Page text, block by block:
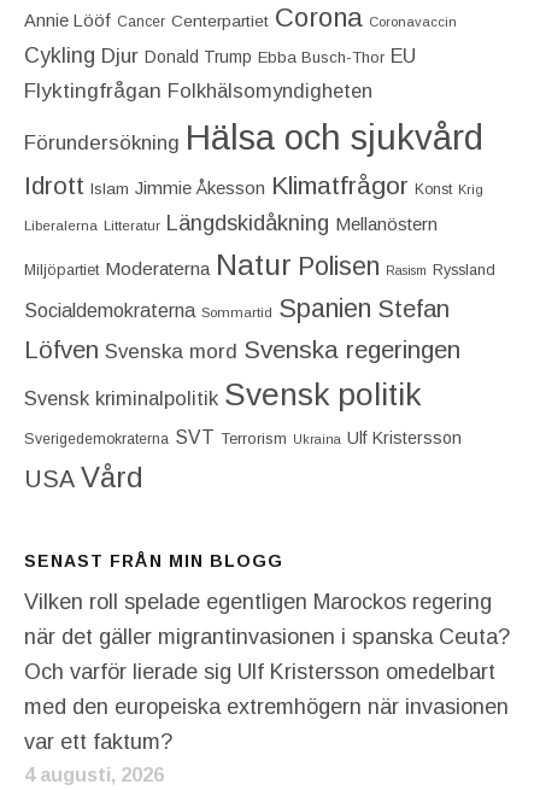
Annie Lööf Cancer Centerpartiet‎ Corona Coronavaccin
Cykling Djur Donald Trump Ebba Busch-Thor EU
Flyktingfrågan Folkhälsomyndigheten
Förundersökning Hälsa och sjukvård
Idrott Islam Jimmie Åkesson Klimatfrågor Konst Krig
Liberalerna Litteratur Längdskidåkning Mellanöstern
Miljöpartiet Moderaterna Natur Polisen Rasism Ryssland
Socialdemokraterna Sommartid Spanien Stefan
Löfven Svenska mord Svenska regeringen
Svensk kriminalpolitik Svensk politik
Sverigedemokraterna SVT Terrorism Ukraina Ulf Kristersson
USA Vård
SENAST FRÅN MIN BLOGG
Vilken roll spelade egentligen Marockos regering
när det gäller migrantinvasionen i spanska Ceuta?
Och varför lierade sig Ulf Kristersson omedelbart
med den europeiska extremhögern när invasionen
var ett faktum?
4 augusti, 2026